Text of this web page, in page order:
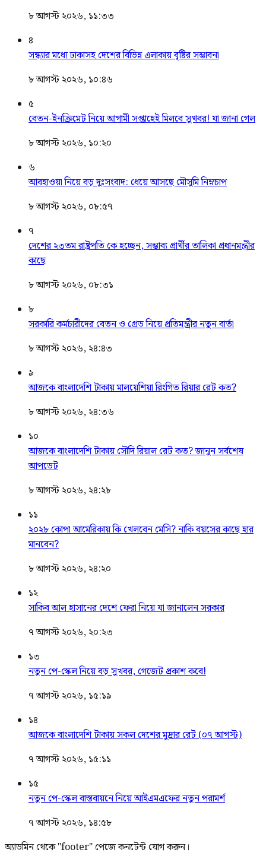
৮ আগস্ট ২০২৬, ১১:৩৩
৪
সন্ধ্যার মধ্যে ঢাকাসহ দেশের বিভিন্ন এলাকায় বৃষ্টির সম্ভাবনা
৮ আগস্ট ২০২৬, ১০:৪৬
৫
বেতন-ইনক্রিমেট নিয়ে আগামী সপ্তাহেই মিলবে সুখবর! যা জানা গেল
৮ আগস্ট ২০২৬, ১০:২০
৬
আবহাওয়া নিয়ে বড় দুঃসংবাদ: ধেয়ে আসছে মৌসুমি নিম্নচাপ
৮ আগস্ট ২০২৬, ০৮:৫৭
৭
দেশের ২৩তম রাষ্ট্রপতি কে হচ্ছেন, সম্ভাব্য প্রার্থীর তালিকা প্রধানমন্ত্রীর
কাছে
৮ আগস্ট ২০২৬, ০৮:৩১
৮
সরকারি কর্মচারীদের বেতন ও গ্রেড নিয়ে প্রতিমন্ত্রীর নতুন বার্তা
৮ আগস্ট ২০২৬, ২৪:৪৩
৯
আজকে বাংলাদেশি টাকায় মালয়েশিয়া রিংগিত রিয়ার রেট কত?
৮ আগস্ট ২০২৬, ২৪:৩৬
১০
আজকে বাংলাদেশি টাকায় সৌদি রিয়াল রেট কত? জানুন সর্বশেষ
আপডেট
৮ আগস্ট ২০২৬, ২৪:২৮
১১
২০২৮ কোপা আমেরিকায় কি খেলবেন মেসি? নাকি বয়সের কাছে হার
মানবেন?
৮ আগস্ট ২০২৬, ২৪:২০
১২
সাকিব আল হাসানের দেশে ফেরা নিয়ে যা জানালেন সরকার
৭ আগস্ট ২০২৬, ২০:২৩
১৩
নতুন পে-স্কেল নিয়ে বড় সুখবর, গেজেট প্রকাশ কবে!
৭ আগস্ট ২০২৬, ১৫:১৯
১৪
আজকে বাংলাদেশি টাকায় সকল দেশের মুদ্রার রেট (০৭ আগস্ট)
৭ আগস্ট ২০২৬, ১৫:১১
১৫
নতুন পে-স্কেল বাস্তবায়নে নিয়ে আইএমএফের নতুন পরামর্শ
৭ আগস্ট ২০২৬, ১৪:৫৮
অ্যাডমিন থেকে "footer" পেজে কনটেন্ট যোগ করুন।